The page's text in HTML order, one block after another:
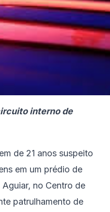
interno de
de 21 anos suspeito
em um prédio de
no Centro de
patrulhamento de